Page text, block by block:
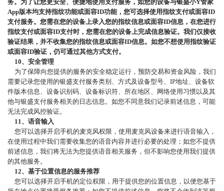
务。为了让您更安全、便捷地使用支付服务，如您的设备与银盛小Y管家
App版本均支持指纹功能或面容ID功能，您可选择使用指纹支付或面容ID
支付服务。您需在您的设备上录入您的指纹信息或面容ID信息，在您进行
指纹支付或面容ID支付时，您需在您的设备上完成信息验证。我们仅接收
验证结果，并不收集您的指纹信息或面容ID信息。如您不想使用指纹验证
或面容ID验证，仍可通过其他方式支付。
10、安全管理
为了保障向您提供的服务的安全稳定运行，预防交易和资金风险，我们
需要记录您使用的银盛支付服务类别、方式及设备型号、 IP地址、设备软
件版本信息、设备识别码、设备标识符、所在地区、网络使用习惯以及其
他与银盛支付服务相关的日志信息。如您不同意我们记录前述信息，可能
无法完成风控验证。
11、语音输入
您可以选择开启手机的麦克风权限，使用麦克风设备来进行语音输入，
在使用过程中我们需要收集您的语音内容并进行必要的处理；如您不提供
前述信息，我们将无法为您提供语音相关服务，但不影响您使用我们提供
的其他服务。
12、基于位置信息的服务推荐
您可以选择开启手机的定位权限，用于提供您的位置信息，以便您基于